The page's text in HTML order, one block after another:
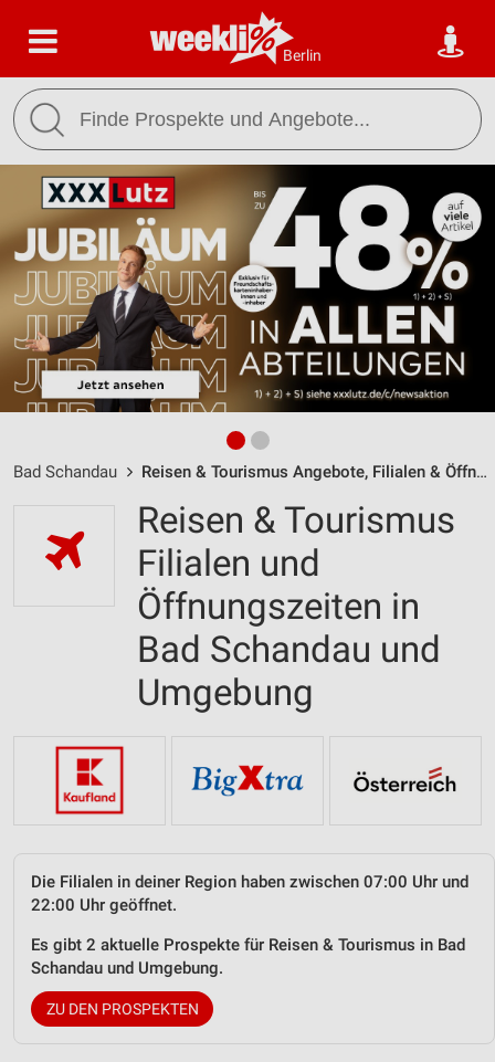
Berlin
Bad Schandau Reisen & Tourismus Angebote, Filialen & Öffnungszeiten
Reisen & Tourismus
Filialen und
Öffnungszeiten in
Bad Schandau und
Umgebung
Die Filialen in deiner Region haben zwischen 07:00 Uhr und
22:00 Uhr geöffnet.
Es gibt 2 aktuelle Prospekte für Reisen & Tourismus in Bad
Schandau und Umgebung.
ZU DEN PROSPEKTEN